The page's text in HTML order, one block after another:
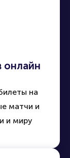
онлайн
на
матчи и
и миру